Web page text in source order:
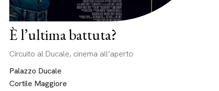
È l’ultima battuta?
Circuito al Ducale, cinema all’aperto
Palazzo Ducale
Cortile Maggiore